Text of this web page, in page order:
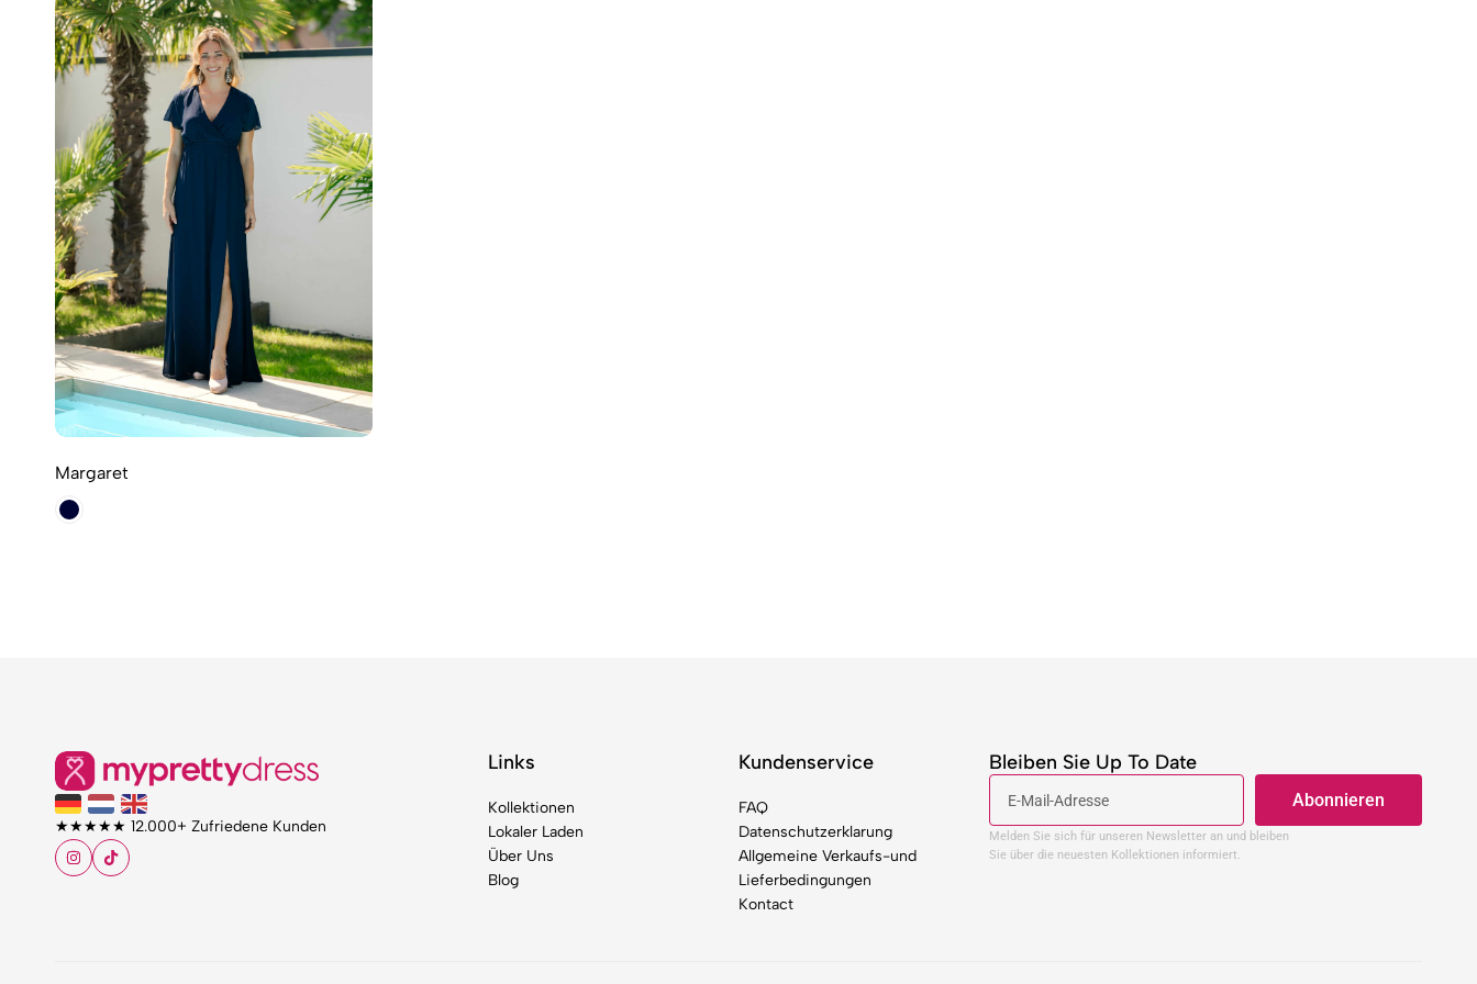
Margaret
★★★★★ 12.000+ Zufriedene Kunden
Links
Kollektionen
Lokaler Laden
Über Uns
Blog
Kundenservice
FAQ
Datenschutzerklarung
Allgemeine Verkaufs-und
Lieferbedingungen
Kontact
Bleiben Sie Up To Date
Abonnieren
Melden Sie sich für unseren Newsletter an und bleiben
Sie über die neuesten Kollektionen informiert.